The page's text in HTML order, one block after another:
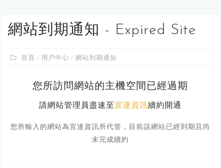
網站到期通知 - Expired Site
首頁 / 用戶中心 / 網站到期通知
您所訪問網站的主機空間已經過期
請網站管理員盡速至宜達資訊續約開通
您所輸入的網站為宜達資訊所代管，目前該網站已經到期且尚
未完成續約